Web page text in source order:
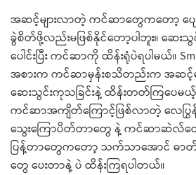
အဆင့်များလာတဲ့ ကင်ဆာတွေကတော့ ပျ
ခွဲစိတ်ဖို့လည်းမဖြစ်နိုင်တော့ပါဘူး။ ဆေ
ပေါင်းပြီး ကင်ဆာကို ထိန်းရုံပဲရပါမယ်။
အစားက ကင်ဆာမှန်းစသိတည်းက အဆင့်မ
ဆေးသွင်းကုသခြင်းနဲ့ ထိန်းတတ်ကြပေမယ့်
ကင်ဆာအကျိတ်ကြောင့်ဖြစ်လာတဲ့ လေပြွ
သွေးကြောပိတ်တာတွေ နဲ့ ကင်ဆာဆဲလ်တွ
ပြန့်တာတွေကတော့ သက်သာအောင် ဓာတ်
တွေ ပေးတာနဲ့ ပဲ ထိန်းကြရပါတယ်။